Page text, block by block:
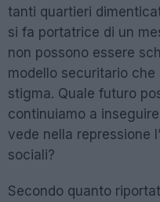
tanti quartieri
si fa portatrice di un
non possono essere
modello securitario
stigma. Quale futuro
continuiamo a
vede nella repressione
sociali?
Secondo quanto